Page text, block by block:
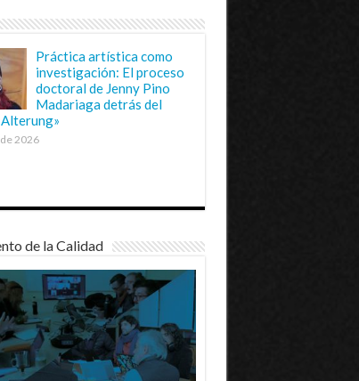
Práctica artística como
investigación: El proceso
doctoral de Jenny Pino
Madariaga detrás del
2026
de la Calidad